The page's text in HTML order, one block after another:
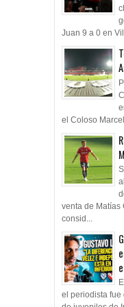
Juan 9 a 0 en
el Coloso
venta de Matías
consid...
el periodista fue